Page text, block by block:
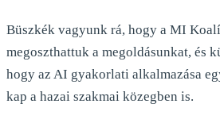
Büszkék vagyunk rá, hogy a MI
megoszthattuk a megoldásunkat, és
hogy az AI gyakorlati alkalmazása
kap a hazai szakmai közegben is.